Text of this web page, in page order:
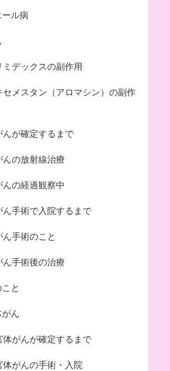
ール病
ミデックスの副作用
セメスタン（アロマシン）の副作
んが確定するまで
んの放射線治療
んの経過観察中
ん手術で入院するまで
ん手術のこと
ん手術後の治療
と
ん
体がんが確定するまで
体がんの手術・入院